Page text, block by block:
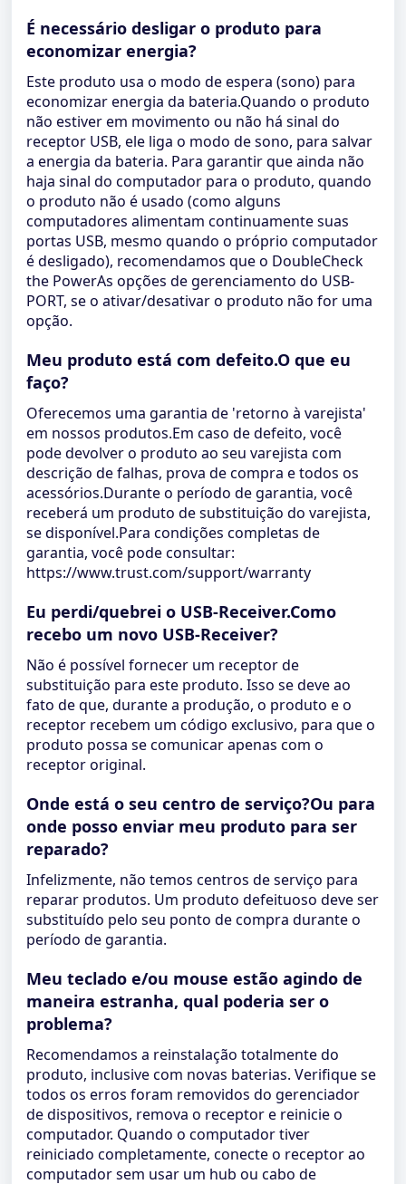
É necessário desligar o produto para
economizar energia?
Este produto usa o modo de espera (sono) para
economizar energia da bateria.Quando o produto
não estiver em movimento ou não há sinal do
receptor USB, ele liga o modo de sono, para salvar
a energia da bateria. Para garantir que ainda não
haja sinal do computador para o produto, quando
o produto não é usado (como alguns
computadores alimentam continuamente suas
portas USB, mesmo quando o próprio computador
é desligado), recomendamos que o DoubleCheck
the PowerAs opções de gerenciamento do USB-
PORT, se o ativar/desativar o produto não for uma
opção.
Meu produto está com defeito.O que eu
faço?
Oferecemos uma garantia de 'retorno à varejista'
em nossos produtos.Em caso de defeito, você
pode devolver o produto ao seu varejista com
descrição de falhas, prova de compra e todos os
acessórios.Durante o período de garantia, você
receberá um produto de substituição do varejista,
se disponível.Para condições completas de
garantia, você pode consultar:
https://www.trust.com/support/warranty
Eu perdi/quebrei o USB-Receiver.Como
recebo um novo USB-Receiver?
Não é possível fornecer um receptor de
substituição para este produto. Isso se deve ao
fato de que, durante a produção, o produto e o
receptor recebem um código exclusivo, para que o
produto possa se comunicar apenas com o
receptor original.
Onde está o seu centro de serviço?Ou para
onde posso enviar meu produto para ser
reparado?
Infelizmente, não temos centros de serviço para
reparar produtos. Um produto defeituoso deve ser
substituído pelo seu ponto de compra durante o
período de garantia.
Meu teclado e/ou mouse estão agindo de
maneira estranha, qual poderia ser o
problema?
Recomendamos a reinstalação totalmente do
produto, inclusive com novas baterias. Verifique se
todos os erros foram removidos do gerenciador
de dispositivos, remova o receptor e reinicie o
computador. Quando o computador tiver
reiniciado completamente, conecte o receptor ao
computador sem usar um hub ou cabo de